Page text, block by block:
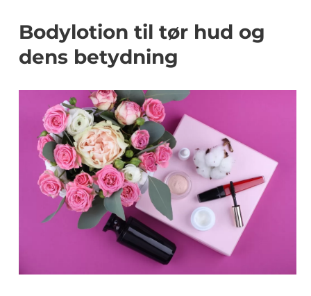
Bodylotion til tør hud og
dens betydning